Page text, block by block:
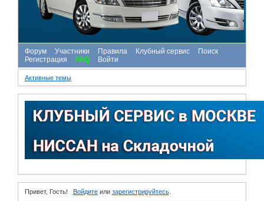
Форум Участники Правила Клубный сервис
Поиск
Регистрация
FAQ Войти
Активные темы
Привет, Гость! Войдитеили зарегистрируйтесь.